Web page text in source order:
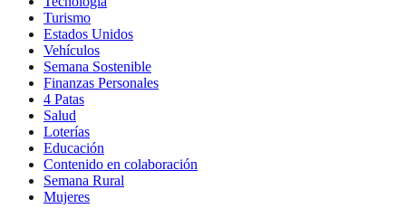
Turismo
Estados Unidos
Vehículos
Semana Sostenible
Finanzas Personales
4 Patas
Salud
Loterías
Educación
Contenido en colaboración
Semana Rural
Mujeres